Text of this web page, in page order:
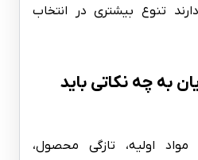
تنوع بیشتری در انتخاب
به چه نکاتی باید
اولیه، تازگی محصول،